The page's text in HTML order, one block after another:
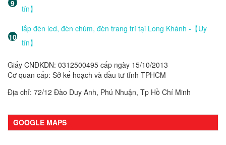
tín】
lắp đèn led, đèn chùm, đèn trang trí tại Long Khánh -【Uy
tín】
Giấy CNĐKDN: 0312500495 cấp ngày 15/10/2013
Cơ quan cấp: Sở kế hoạch và đầu tư tỉnh TPHCM
Địa chỉ: 72/12 Đào Duy Anh, Phú Nhuận, Tp Hồ Chí Minh
GOOGLE MAPS